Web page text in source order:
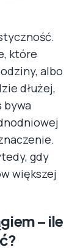
które
albo
dłużej,
bywa
gdy
większej
– ile